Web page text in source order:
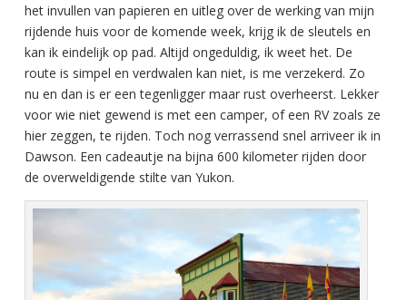
het invullen van papieren en uitleg over de werking van mijn
rijdende huis voor de komende week, krijg ik de sleutels en
kan ik eindelijk op pad. Altijd ongeduldig, ik weet het. De
route is simpel en verdwalen kan niet, is me verzekerd. Zo
nu en dan is er een tegenligger maar rust overheerst. Lekker
voor wie niet gewend is met een camper, of een RV zoals ze
hier zeggen, te rijden. Toch nog verrassend snel arriveer ik in
Dawson. Een cadeautje na bijna 600 kilometer rijden door
de overweldigende stilte van Yukon.